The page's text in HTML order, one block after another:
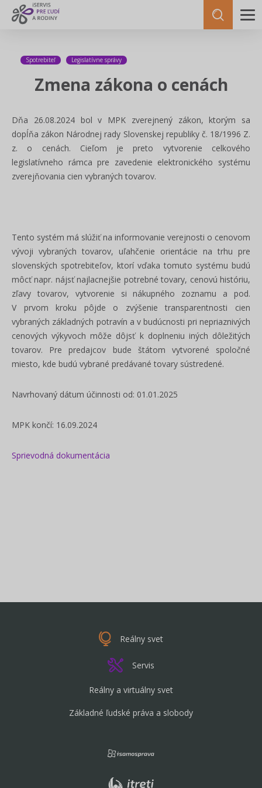
Spotrebiteľ Legislatívne správy
Zmena zákona o cenách
Dňa 26.08.2024 bol v MPK zverejnený zákon, ktorým sa
dopĺňa zákon Národnej rady Slovenskej republiky č. 18/1996 Z.
z. o cenách. Cieľom je preto vytvorenie celkového
legislatívneho rámca pre zavedenie elektronického systému
zverejňovania cien vybraných tovarov.
Tento systém má slúžiť na informovanie verejnosti o cenovom
vývoji vybraných tovarov, uľahčenie orientácie na trhu pre
slovenských spotrebiteľov, ktorí vďaka tomuto systému budú
môcť napr. nájsť najlacnejšie potrebné tovary, cenovú históriu,
zľavy tovarov, vytvorenie si nákupného zoznamu a pod.
V prvom kroku pôjde o zvýšenie transparentnosti cien
vybraných základných potravín a v budúcnosti pri nepriaznivých
cenových výkyvoch môže dôjsť k doplneniu iných dôležitých
tovarov. Pre predajcov bude štátom vytvorené spoločné
miesto, kde budú vybrané predávané tovary sústredené.
Navrhovaný dátum účinnosti od: 01.01.2025
MPK končí: 16.09.2024
Sprievodná dokumentácia
Reálny svet
Servis
Reálny a virtuálny svet
Základné ľudské práva a slobody